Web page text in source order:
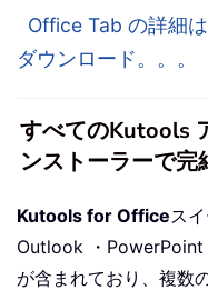
Office Tab の詳細は
ダウンロード。。。
すべてのKutools
ンストーラーで完
Kutools for Officeス
Outlook ・
が含まれており、複数